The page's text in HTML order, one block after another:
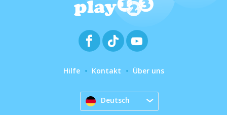
Hilfe Kontakt Über uns
Deutsch